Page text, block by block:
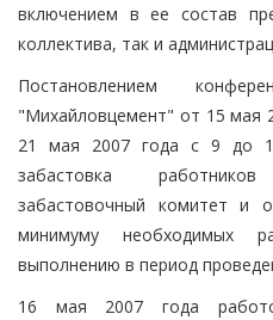
включением в ее состав
коллектива, так и
Постановлением
"Михайловцемент" от 15 мая
21 мая 2007 года с 9 до
забастовка
забастовочный комитет и
минимуму необходимых
выполнению в период
16 мая 2007 года